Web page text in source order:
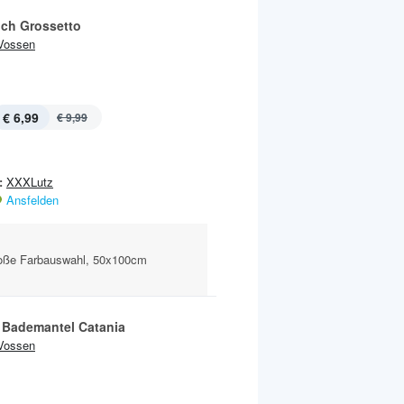
Grossetto
€ 6,99 € 9,99
XXXLutz
Ansfelden
Farbauswahl, 50x100cm
Catania